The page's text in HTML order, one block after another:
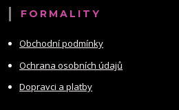
FORMALITY
Obchodní podmínky
Ochrana osobních údajů
Dopravci a platby